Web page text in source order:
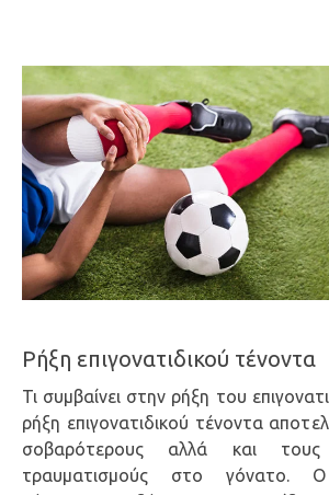
Ρήξη επιγονατιδικού τένοντα
Τι συμβαίνει στην ρήξη του
ρήξη επιγονατιδικού τένοντα
σοβαρότερους αλλά και
τραυματισμούς στο γόνατο. Ο